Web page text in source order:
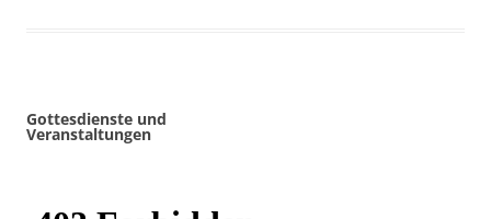
Gottesdienste und
Veranstaltungen